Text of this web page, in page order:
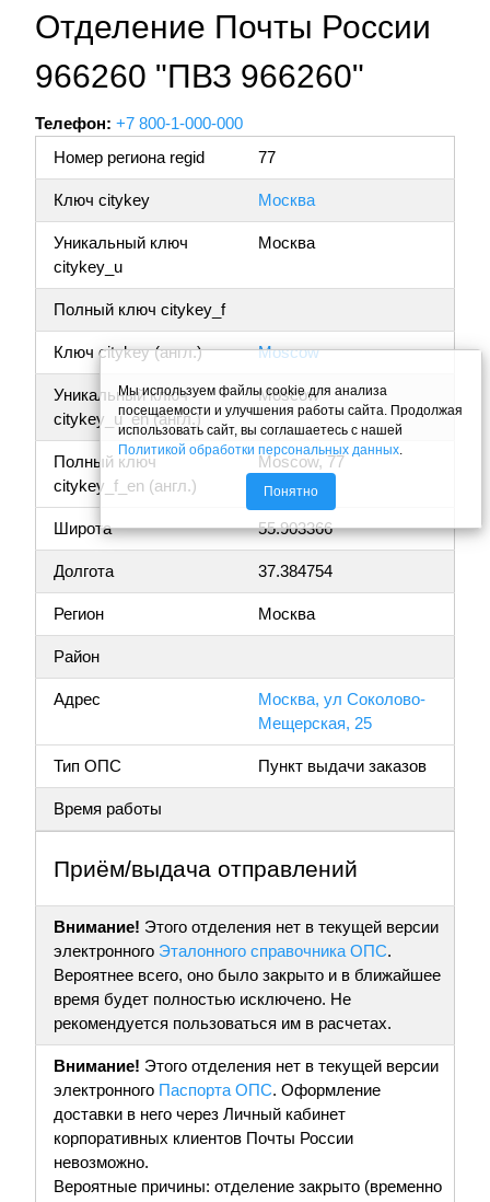
Отделение Почты России
966260 "ПВЗ 966260"
Телефон: +7 800-1-000-000
Номер региона regid
77
Ключ citykey Москва
Уникальный ключ
citykey_u
Москва
Полный ключ citykey_f
Ключ citykey (англ.) Moscow
Уникальный ключ
citykey_u_en (англ.)
Moscow
Полный ключ
citykey_f_en (англ.)
Moscow, 77
Широта 55.903366
Долгота 37.384754
Регион Москва
Район
Адрес
Москва, ул Соколово-
Мещерская, 25
Тип ОПС Пункт выдачи заказов
Время работы
Приём/выдача отправлений
Внимание! Этого отделения нет в текущей версии
электронного Эталонного справочника ОПС.
Вероятнее всего, оно было закрыто и в ближайшее
время будет полностью исключено. Не
рекомендуется пользоваться им в расчетах.
Внимание! Этого отделения нет в текущей версии
электронного Паспорта ОПС. Оформление
доставки в него через Личный кабинет
корпоративных клиентов Почты России
невозможно.
Вероятные причины: отделение закрыто (временно
Мы используем файлы cookie для анализа
посещаемости и улучшения работы сайта. Продолжая
использовать сайт, вы соглашаетесь с нашей
Политикой обработки персональных данных
Понятно